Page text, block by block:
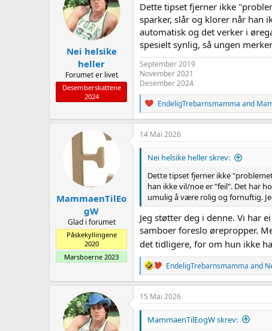
Nei helsike
heller
Forumet er livet
Desemberskattene
2024
Dette tipset fjerner ikke
sparker, slår og klorer når han
automatisk og det verker i
spesielt synlig, så ungen
September 2019
November 2021
Desember 2024
R
e
a
c
t
i
o
s
:
EndeligTrebarnsmamma and
MammaenTilEo
gW
Glad i forumet
Påskekyllingene
2020
Marsboerne 2023
14 Mai 2026
Nei helsike heller skrev:
Dette tipset fjerner ikke
han ikke vil/noe er "feil". Det har
umulig å være rolig og fornuftig.
Jeg støtter deg i denne. Vi har
samboer foreslo ørepropper.
det tidligere, for om hun ikke
R
e
a
c
t
i
o
EndeligTrebarnsmamma and
15 Mai 2026
MammaenTilEogW skrev: